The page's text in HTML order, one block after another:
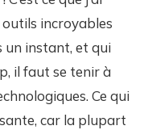
incroyables
un instant, et qui
il faut se tenir à
Ce qui
car la plupart